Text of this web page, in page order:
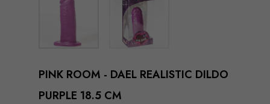
PINK ROOM - DAEL REALISTIC DILDO
PURPLE 18.5 CM